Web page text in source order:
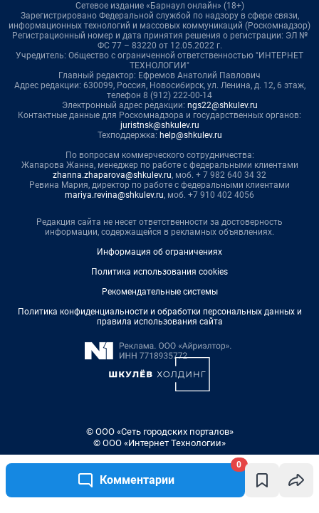
Комментарии
0
Сетевое издание «Барнаул онлайн» (18+)
Зарегистрировано Федеральной службой по надзору в сфере связи,
информационных технологий и массовых коммуникаций (Роскомнадзор)
Регистрационный номер и дата принятия решения о регистрации: ЭЛ №
ФС 77 – 83220 от 12.05.2022 г.
Учредитель: Общество с ограниченной ответственностью "ИНТЕРНЕТ
ТЕХНОЛОГИИ"
Главный редактор: Ефремов Анатолий Павлович
Адрес редакции: 630099, Россия, Новосибирск, ул. Ленина, д. 12, 6 этаж,
телефон 8 (912) 222-00-14
Электронный адрес редакции: ngs22@shkulev.ru
Контактные данные для Роскомнадзора и государственных органов:
juristnsk@shkulev.ru
Техподдержка: help@shkulev.ru
По вопросам коммерческого сотрудничества:
Жапарова Жанна, менеджер по работе с федеральными клиентами
zhanna.zhaparova@shkulev.ru, моб. + 7 982 640 34 32
Ревина Мария, директор по работе с федеральными клиентами
mariya.revina@shkulev.ru, моб. +7 910 402 4056
Редакция сайта не несет ответственности за достоверность
информации, содержащейся в рекламных объявлениях.
Информация об ограничениях
Политика использования cookies
Рекомендательные системы
Политика конфиденциальности и обработки персональных данных и
правила использования сайта
© ООО «Сеть городских порталов»
© ООО «Интернет Технологии»